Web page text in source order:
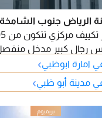
الرياض جنوب
صغار 02 صالات عائلية كبيرة تراس
ستور غرفة خادمة
درهم سنوي
امارة ابوظبي›
مدينة أبو ظبي›